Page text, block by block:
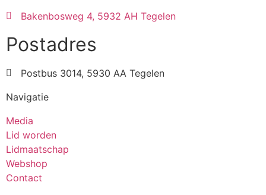
Bakenbosweg 4, 5932 AH Tegelen
Postadres
Postbus 3014, 5930 AA Tegelen
Navigatie
Media
Lid worden
Lidmaatschap
Webshop
Contact